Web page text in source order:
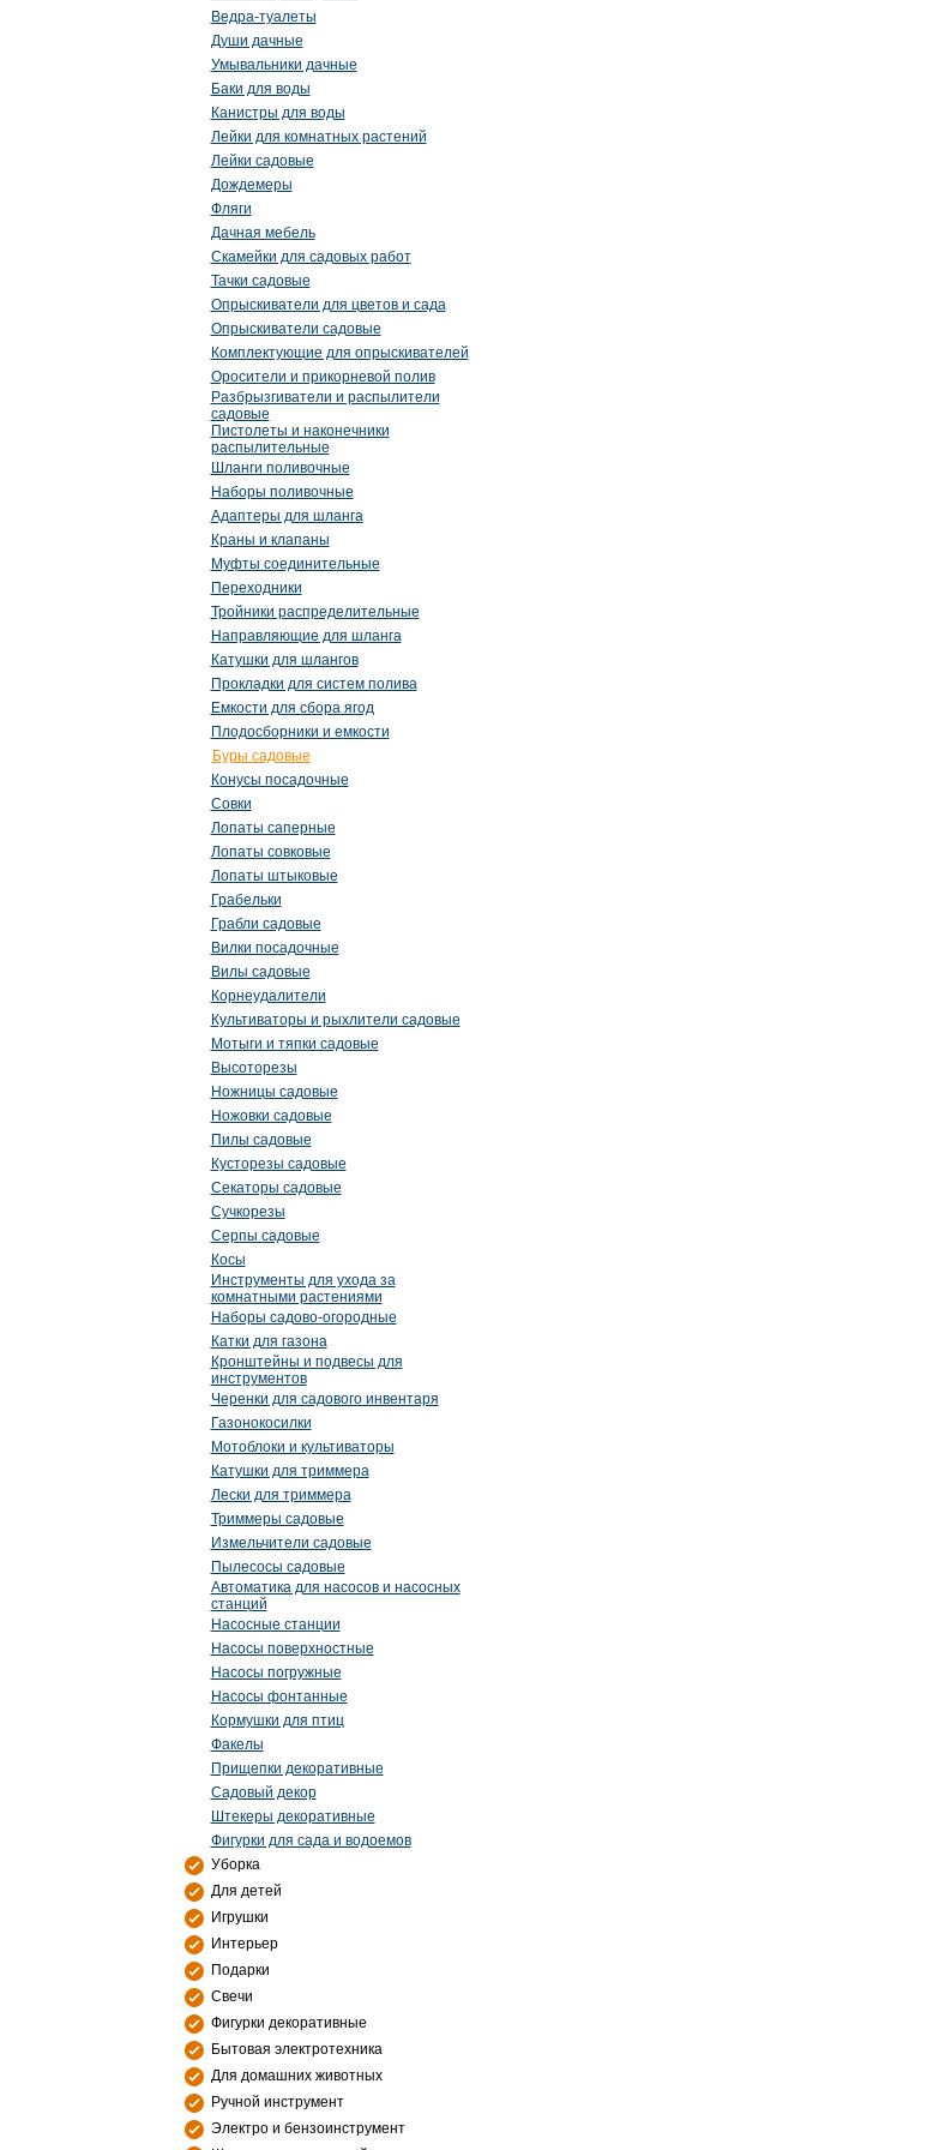
Ведра-туалеты
Души дачные
Умывальники дачные
Баки для воды
Канистры для воды
Лейки для комнатных растений
Лейки садовые
Дождемеры
Фляги
Дачная мебель
Скамейки для садовых работ
Тачки садовые
Опрыскиватели для цветов и сада
Опрыскиватели садовые
Комплектующие для опрыскивателей
Оросители и прикорневой полив
Разбрызгиватели и распылители
садовые
Пистолеты и наконечники
распылительные
Шланги поливочные
Наборы поливочные
Адаптеры для шланга
Краны и клапаны
Муфты соединительные
Переходники
Тройники распределительные
Направляющие для шланга
Катушки для шлангов
Прокладки для систем полива
Емкости для сбора ягод
Плодосборники и емкости
Буры садовые
Конусы посадочные
Совки
Лопаты саперные
Лопаты совковые
Лопаты штыковые
Грабельки
Грабли садовые
Вилки посадочные
Вилы садовые
Корнеудалители
Культиваторы и рыхлители садовые
Мотыги и тяпки садовые
Высоторезы
Ножницы садовые
Ножовки садовые
Пилы садовые
Кусторезы садовые
Секаторы садовые
Сучкорезы
Серпы садовые
Косы
Инструменты для ухода за
комнатными растениями
Наборы садово-огородные
Катки для газона
Кронштейны и подвесы для
инструментов
Черенки для садового инвентаря
Газонокосилки
Мотоблоки и культиваторы
Катушки для триммера
Лески для триммера
Триммеры садовые
Измельчители садовые
Пылесосы садовые
Автоматика для насосов и насосных
станций
Насосные станции
Насосы поверхностные
Насосы погружные
Насосы фонтанные
Кормушки для птиц
Факелы
Прищепки декоративные
Садовый декор
Штекеры декоративные
Фигурки для сада и водоемов
Уборка
Для детей
Игрушки
Интерьер
Подарки
Свечи
Фигурки декоративные
Бытовая электротехника
Для домашних животных
Ручной инструмент
Электро и бензоинструмент